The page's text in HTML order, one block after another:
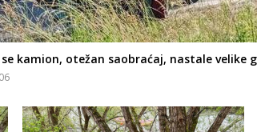
kamion, otežan saobraćaj, nastale velike